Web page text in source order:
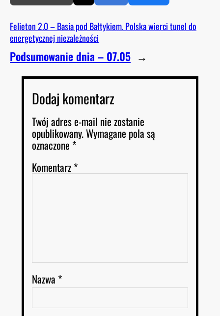
Felieton 2.0 – Basia pod Bałtykiem. Polska wierci tunel do
energetycznej niezależności
Podsumowanie dnia – 07.05 →
Dodaj komentarz
Twój adres e-mail nie zostanie
opublikowany.Wymagane pola są
oznaczone *
Komentarz*
Nazwa *